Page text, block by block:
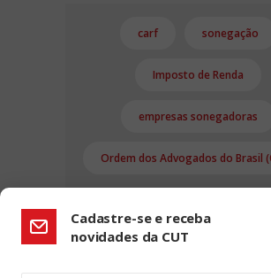
carf sonegação
Imposto de Renda
empresas sonegadoras
Ordem dos Advogados do Brasil
Cadastre-se e receba
novidades da CUT